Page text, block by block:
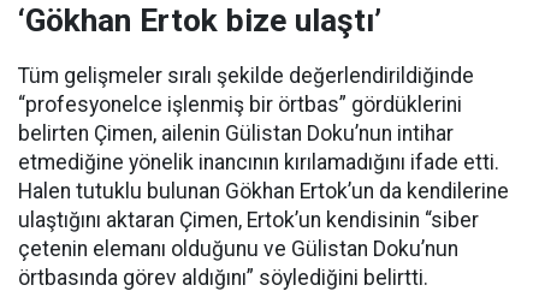
‘Gökhan Ertok bize ulaştı’
Tüm gelişmeler sıralı şekilde değerlendirildiğinde
“profesyonelce işlenmiş bir örtbas” gördüklerini
belirten Çimen, ailenin Gülistan Doku’nun intihar
etmediğine yönelik inancının kırılamadığını ifade etti.
Halen tutuklu bulunan Gökhan Ertok’un da kendilerine
ulaştığını aktaran Çimen, Ertok’un kendisinin “siber
çetenin elemanı olduğunu ve Gülistan Doku’nun
örtbasında görev aldığını” söylediğini belirtti.